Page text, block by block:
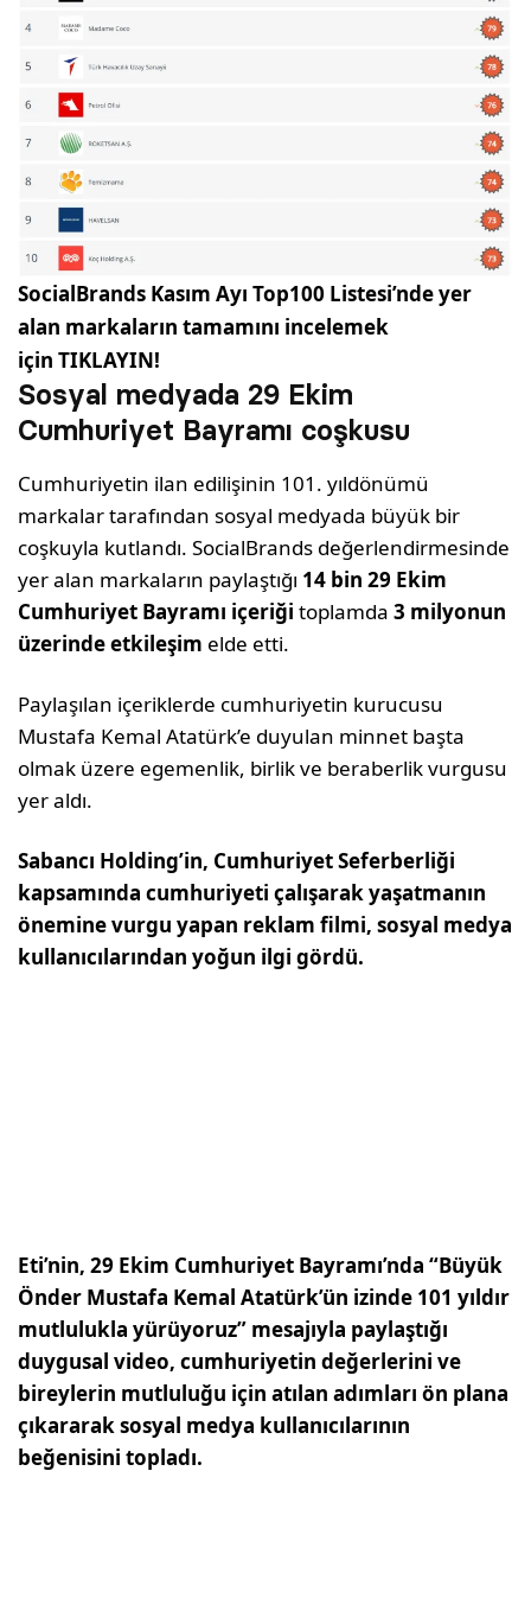
SocialBrands Kasım Ayı Top100 Listesi’nde yer
alan markaların tamamını incelemek
için TIKLAYIN!
Sosyal medyada 29 Ekim
Cumhuriyet Bayramı coşkusu
Cumhuriyetin ilan edilişinin 101. yıldönümü
markalar tarafından sosyal medyada büyük bir
coşkuyla kutlandı. SocialBrands değerlendirmesinde
yer alan markaların paylaştığı 14 bin 29 Ekim
Cumhuriyet Bayramı içeriğitoplamda3 milyonun
üzerinde etkileşim elde etti.
Paylaşılan içeriklerde cumhuriyetin kurucusu
Mustafa Kemal Atatürk’e duyulan minnet başta
olmak üzere egemenlik, birlik ve beraberlik vurgusu
yer aldı.
Sabancı Holding’in, Cumhuriyet Seferberliği
kapsamında cumhuriyeti çalışarak yaşatmanın
önemine vurgu yapan reklam filmi, sosyal medya
kullanıcılarından yoğun ilgi gördü.
Eti’nin, 29 Ekim Cumhuriyet Bayramı’nda “Büyük
Önder Mustafa Kemal Atatürk’ün izinde 101 yıldır
mutlulukla yürüyoruz” mesajıyla paylaştığı
duygusal video, cumhuriyetin değerlerini ve
bireylerin mutluluğu için atılan adımları ön plana
çıkararak sosyal medya kullanıcılarının
beğenisini topladı.